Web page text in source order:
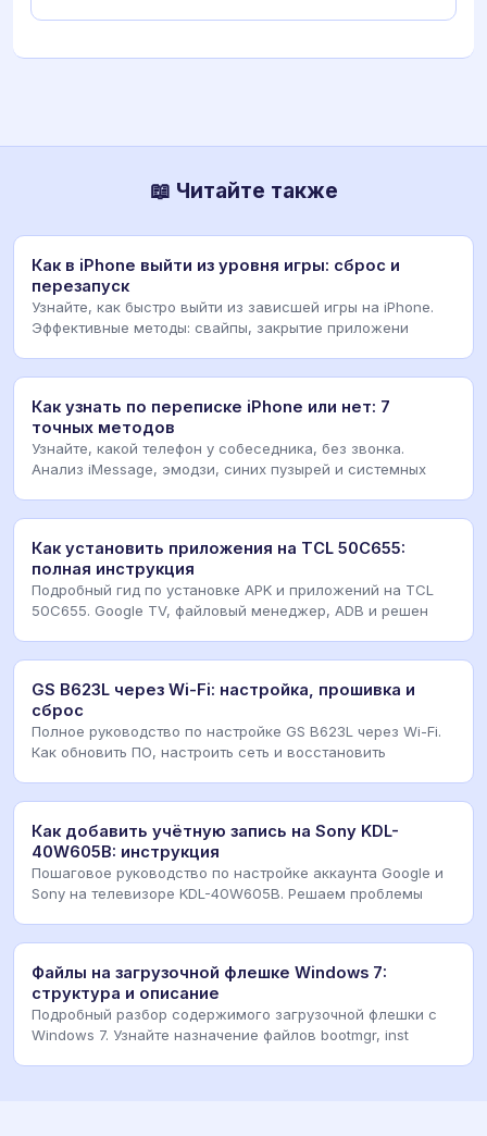
📖 Читайте также
Как в iPhone выйти из уровня игры: сброс и
перезапуск
Узнайте, как быстро выйти из зависшей игры на iPhone.
Эффективные методы: свайпы, закрытие приложени
Как узнать по переписке iPhone или нет: 7
точных методов
Узнайте, какой телефон у собеседника, без звонка.
Анализ iMessage, эмодзи, синих пузырей и системных
Как установить приложения на TCL 50C655:
полная инструкция
Подробный гид по установке APK и приложений на TCL
50C655. Google TV, файловый менеджер, ADB и решен
GS B623L через Wi-Fi: настройка, прошивка и
сброс
Полное руководство по настройке GS B623L через Wi-Fi.
Как обновить ПО, настроить сеть и восстановить
Как добавить учётную запись на Sony KDL-
40W605B: инструкция
Пошаговое руководство по настройке аккаунта Google и
Sony на телевизоре KDL-40W605B. Решаем проблемы
Файлы на загрузочной флешке Windows 7:
структура и описание
Подробный разбор содержимого загрузочной флешки с
Windows 7. Узнайте назначение файлов bootmgr, inst